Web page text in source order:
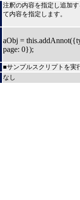
注釈の内容を指定し追加
て内容を指定します。
aObj =
page: 0});
■サンプルスクリプトを
なし